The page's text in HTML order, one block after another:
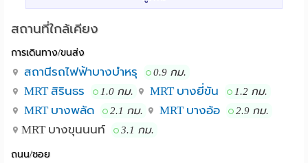
ท่าพระได้) , มหาลัยราชภัฏสวนดุสิต วิทยาลัยเขต สิรินธร ,
Lotus จรัญ , ใกล้สถานีรถไฟ บางบำหรุ, ใกล้ รพ.วชิร
พยาบาล, รพ.ยันฮี, รพ.ศิริราช
สถานที่ใกล้เคียง
การเดินทาง/ขนส่ง
สถานีรถไฟฟ้าบางบำหรุ 0.9 กม.
MRT สิรินธร 1.0 กม. MRT บางยี่ขัน 1.2 กม.
MRT บางพลัด 2.1 กม. MRT บางอ้อ 2.9 กม.
MRT บางขุนนนท์ 3.1 กม.
ถนน/ซอย